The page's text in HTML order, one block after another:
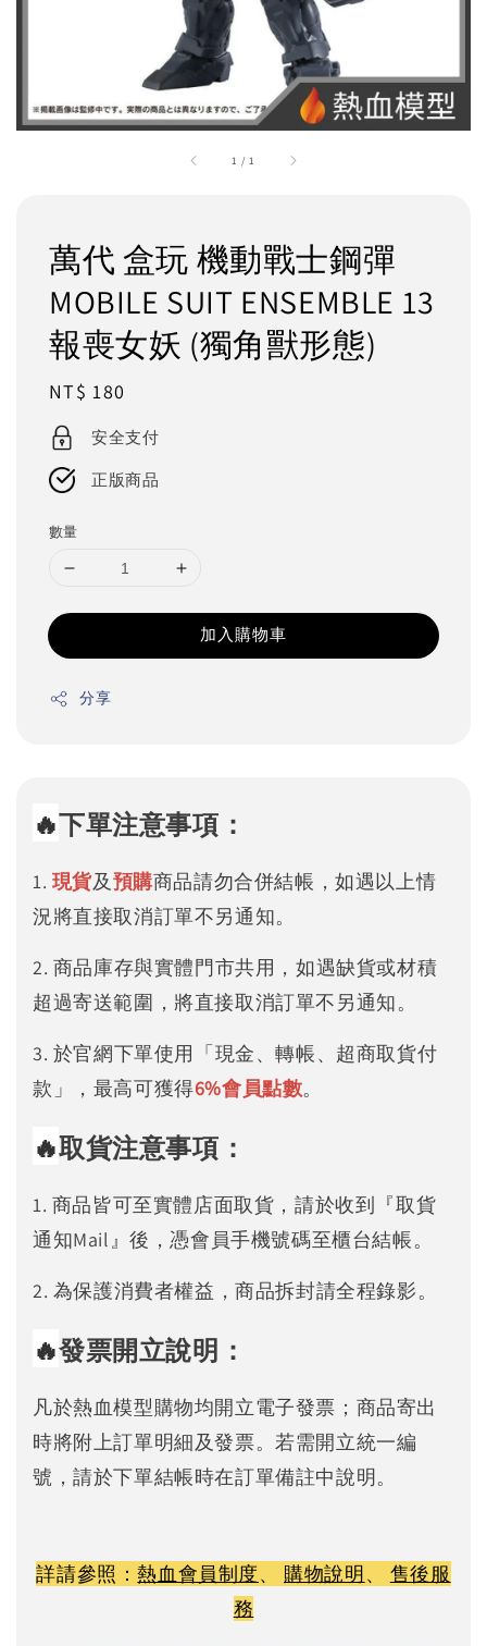
1 / 1
萬代 盒玩 機動戰士鋼彈
MOBILE SUIT ENSEMBLE 13
報喪女妖 (獨角獸形態)
Regular
price
NT$ 180
安全支付
正版商品
數量
加入購物車
分享
🔥下單注意事項：
1. 現貨及預購商品請勿合併結帳，如遇以上情
況將直接取消訂單不另通知。
2. 商品庫存與實體門市共用，如遇缺貨或材積
超過寄送範圍，將直接取消訂單不另通知。
3. 於官網下單使用「現金、轉帳、超商取貨付
款」，最高可獲得6%會員點數。
🔥取貨注意事項：
1. 商品皆可至實體店面取貨，請於收到『取貨
通知Mail』後，憑會員手機號碼至櫃台結帳。
2. 為保護消費者權益，商品拆封請全程錄影。
🔥發票開立說明：
凡於熱血模型購物均開立電子發票；商品寄出
時將附上訂單明細及發票。若需開立統一編
號，請於下單結帳時在訂單備註中說明。
詳請參照：熱血會員制度、 購物說明、 售後服
務